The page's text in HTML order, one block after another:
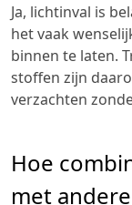
Ja, lichtinval is
het vaak
binnen te laten.
stoffen zijn
verzachten
Hoe
met